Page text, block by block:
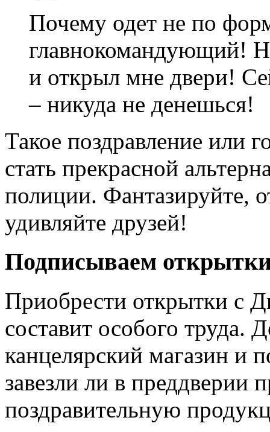
Почему одет не по
главнокомандующий!
и открыл мне двери!
– никуда не денешься!
Такое поздравление или
стать прекрасной
полиции. Фантазируйте,
удивляйте друзей!
Подписываем
Приобрести открытки с
составит особого труда.
канцелярский магазин и
завезли ли в преддверии
поздравительную